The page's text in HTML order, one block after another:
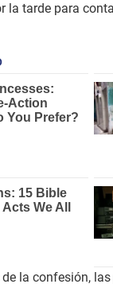
la tarde para
la confesión,